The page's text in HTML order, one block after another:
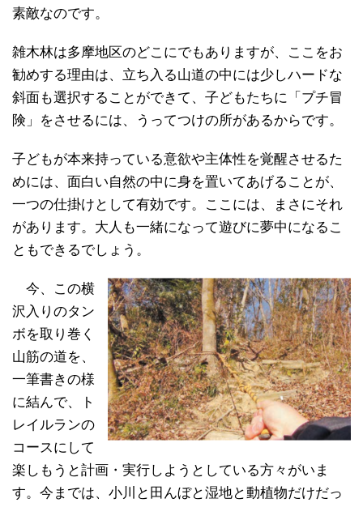
素敵なのです。
雑木林は多摩地区のどこにでもありますが、ここをお
勧めする理由は、立ち入る山道の中には少しハードな
斜面も選択することができて、子どもたちに「プチ冒
険」をさせるには、うってつけの所があるからです。
子どもが本来持っている意欲や主体性を覚醒させるた
めには、面白い自然の中に身を置いてあげることが、
一つの仕掛けとして有効です。ここには、まさにそれ
があります。大人も一緒になって遊びに夢中になるこ
ともできるでしょう。
今、この横
沢入りのタン
ボを取り巻く
山筋の道を、
一筆書きの様
に結んで、ト
レイルランの
コースにして
楽しもうと計画・実行しようとしている方々がいま
す。今までは、小川と田んぼと湿地と動植物だけだっ